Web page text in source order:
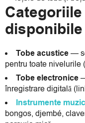
disponibile
Tobe acustice—
pentru toate nivelurile
Tobe electronice
înregistrare digitală
Instrumente
bongos, djembé,